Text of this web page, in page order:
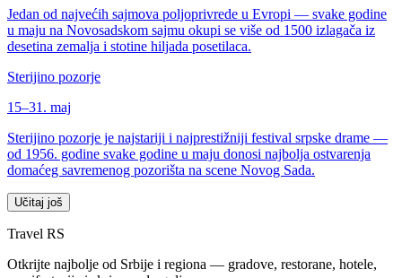
Jedan od najvećih sajmova poljoprivrede u Evropi — svake godine
u maju na Novosadskom sajmu okupi se više od 1500 izlagača iz
desetina zemalja i stotine hiljada posetilaca.
Sterijino pozorje
15–31. maj
Sterijino pozorje je najstariji i najprestižniji festival srpske drame —
od 1956. godine svake godine u maju donosi najbolja ostvarenja
domaćeg savremenog pozorišta na scene Novog Sada.
Učitaj još
Travel RS
Otkrijte najbolje od Srbije i regiona — gradove, restorane, hotele,